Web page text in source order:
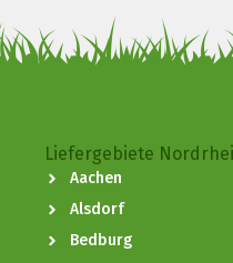
Liefergebiete
Aachen
Alsdorf
Bedburg